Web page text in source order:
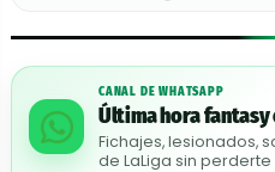
CANAL DE WHATSAPP
Última hora fantasy
Fichajes, lesionados,
de LaLiga sin